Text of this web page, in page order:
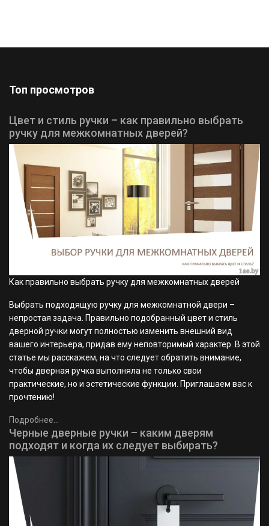
Топ просмотров
Цвет и стиль ручки – как правильно выбрать
ручку для межкомнатных дверей?
Как правильно выбрать ручку для межкомнатных дверей
Выбрать подходящую ручку для межкомнатной двери –
непростая задача. Правильно подобранный цвет и стиль
дверной ручки могут полностью изменить внешний вид
вашего интерьера, придав ему неповторимый характер. В этой
статье мы расскажем, на что следует обратить внимание,
чтобы дверная ручка выполняла не только свои
практические, но и эстетические функции. Приглашаем вас к
прочтению!
Подробнее...
Черные дверные ручки – каким дверям
подходят и когда их следует выбирать?